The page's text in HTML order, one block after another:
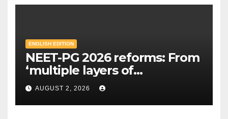
ENGLISH EDITION
NEET-PG 2026 reforms: From
‘multiple layers of
encryption’ to centres closer
to home — Key changes in 30
August exam | Mint
AUGUST 2, 2026